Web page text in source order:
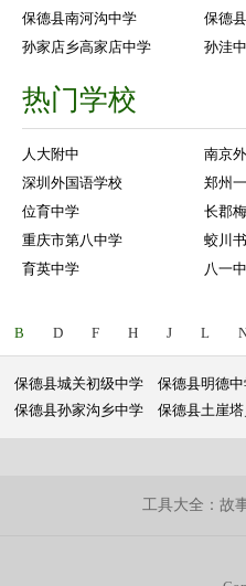
保德县南河沟中学
保德
孙家店乡高家店中学
孙洼
热门学校
人大附中 南京
深圳外国语学校
郑州
位育中学
长郡
重庆市第八中学
蛟川
育英中学
八一
B D F H J L
保德县城关初级中学 保德县明德
保德县孙家沟乡中学
保德县土崖
工具大全：故